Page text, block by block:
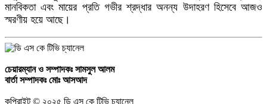
একাই পরিচালনা করেন অনলাইন জু'য়ার ৩৮ অ্যাপ, ডিবির অভিযানে গ্রে'প্তার
মানবিকতা এবং মায়ের প্রতি গভীর শ্রদ্ধার অনন্য উদাহরণ হিসেবে আজও
স্মরণীয় হয়ে আছে।
চেয়ারম্যান ও সম্পাদকঃসামসুল আলম
বার্তা সম্পাদকঃমোঃ আসআদ
কপিরাইট © ২০২৫ ডি এস কে টিভি চ্যানেল